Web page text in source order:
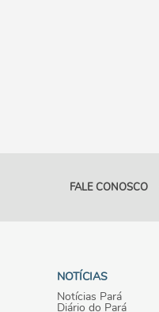
FALE CONOSCO
NOTÍCIAS
Notícias Pará
Diário do Pará